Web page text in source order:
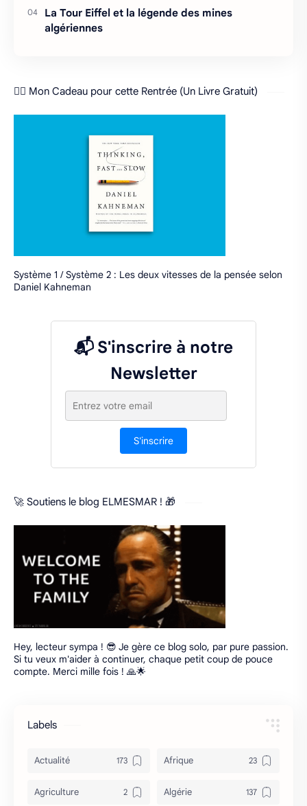
La Tour Eiffel et la légende des mines
algériennes
❤️‍🔥 Mon Cadeau pour cette Rentrée (Un Livre Gratuit)
Système 1 / Système 2 : Les deux vitesses de la pensée selon
Daniel Kahneman
📬 S'inscrire à notre
Newsletter
S'inscrire
🚀 Soutiens le blog ELMESMAR ! 🎁
Hey, lecteur sympa ! 😎 Je gère ce blog solo, par pure passion.
Si tu veux m'aider à continuer, chaque petit coup de pouce
compte. Merci mille fois ! 🙏🌟
Labels
Actualité Afrique
Agriculture Algérie